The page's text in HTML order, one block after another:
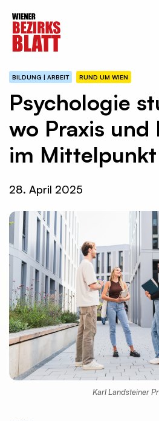
BILDUNG | ARBEIT RUND UM WIEN
Psychologie
wo Praxis und
im
28. April 2025
Karl Landsteiner